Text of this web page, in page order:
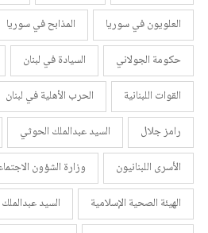
العلويون في سوريا
المذابح في سوريا
حكومة الجولاني
السيادة في لبنان
القوات اللبنانية
الحرب الأهلية في لبنان
رامز جلال
السيد عبدالملك الحوثي
الأسرى اللبنانيون
وزارة الشؤون
الهيئة الصحية الإسلامية
السيد